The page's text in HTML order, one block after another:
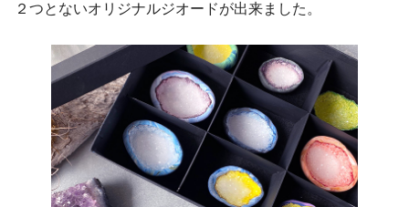
２つとないオリジナルジオードが出来ました。